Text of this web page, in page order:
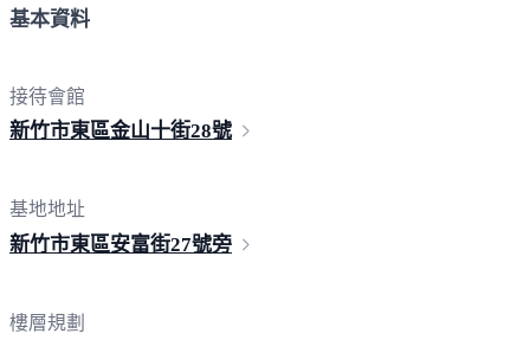
基本資料
接待會館
新竹市東區金山十街28號
基地地址
新竹市東區安富街27號旁
樓層規劃